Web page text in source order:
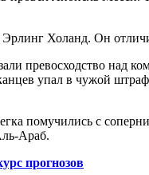
Холанд. Он
превосходство над
упал в чужой
помучились с
Араб.
прогнозов